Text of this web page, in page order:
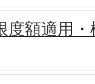
度額適用